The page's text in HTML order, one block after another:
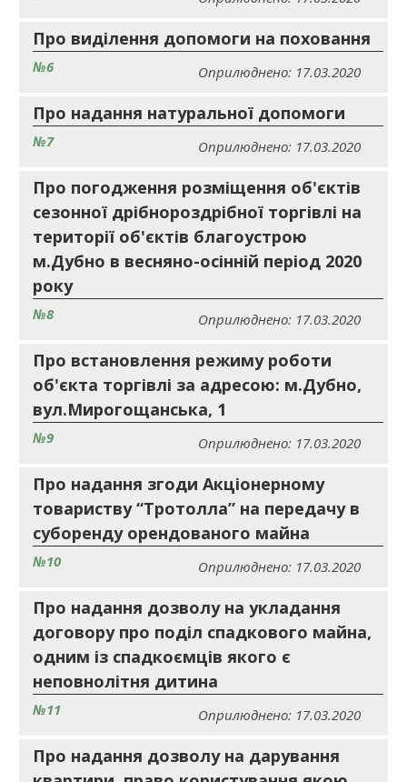
Про виділення допомоги на поховання
№6 Оприлюднено: 17.03.2020
Про надання натуральної допомоги
№7 Оприлюднено: 17.03.2020
Про погодження розміщення об'єктів
сезонної дрібнороздрібної торгівлі на
території об'єктів благоустрою
м.Дубно в весняно-осінній період 2020
року
№8 Оприлюднено: 17.03.2020
Про встановлення режиму роботи
об'єкта торгівлі за адресою: м.Дубно,
вул.Мирогощанська, 1
№9 Оприлюднено: 17.03.2020
Про надання згоди Акціонерному
товариству “Тротолла” на передачу в
суборенду орендованого майна
№10 Оприлюднено: 17.03.2020
Про надання дозволу на укладання
договору про поділ спадкового майна,
одним із спадкоємців якого є
неповнолітня дитина
№11 Оприлюднено: 17.03.2020
Про надання дозволу на дарування